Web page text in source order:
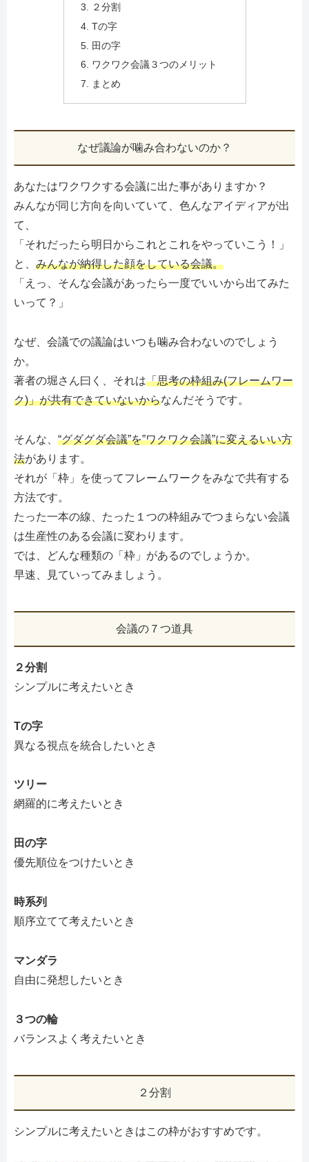
２分割
Tの字
田の字
ワクワク会議３つのメリット
まとめ
なぜ議論が噛み合わないのか？
あなたはワクワクする会議に出た事がありますか？
みんなが同じ方向を向いていて、色んなアイディアが出
て、
「それだったら明日からこれとこれをやっていこう！」
と、 みんなが納得した顔をしている会議。
「えっ、そんな会議があったら一度でいいから出てみた
いって？」
なぜ、会議での議論はいつも噛み合わないのでしょう
か。
著者の堀さん曰く、それは「思考の枠組み(フレームワー
ク)」が共有できていないからなんだそうです。
そんな、 “グダグダ会議”を”ワクワク会議”に変えるいい方
法があります。
それが「枠」を使ってフレームワークをみなで共有する
方法です。
たった一本の線、たった１つの枠組みでつまらない会議
は生産性のある会議に変わります。
では、どんな種類の「枠」があるのでしょうか。
早速、見ていってみましょう。
会議の７つ道具
２分割
シンプルに考えたいとき
Tの字
異なる視点を統合したいとき
ツリー
網羅的に考えたいとき
田の字
優先順位をつけたいとき
時系列
順序立てて考えたいとき
マンダラ
自由に発想したいとき
３つの輪
バランスよく考えたいとき
２分割
シンプルに考えたいときはこの枠がおすすめです。